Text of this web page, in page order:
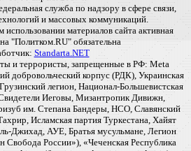
служба по надзору в сфере связи,
и массовых коммуникаций.
материалов сайта активная
"Политком.RU" обязательна
Standarta.NET
и террористы, запрещенные в РФ: Meta
добровольческий корпус (РДК), Украинская
легион, Национал-Большевистская
Иеговы, Мизантропик Дивижн,
им. Степана Бандеры, НСО, Славянский
Исламская партия Туркестана, Хайят
Джихад, АУЕ, Братья мусульмане, Легион
Свобода России»), «Чеченская Республика